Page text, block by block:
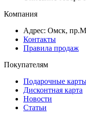
Компания
Адрес: Омск,
Контакты
Правила продаж
Покупателям
Подарочные
Дисконтная карта
Новости
Статьи